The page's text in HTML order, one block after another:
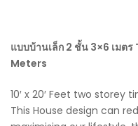
แบบบ้านเล็ก 2 ชั้น 3×6 เมต
Meters
10′ x 20′ Feet two storey
This House design can